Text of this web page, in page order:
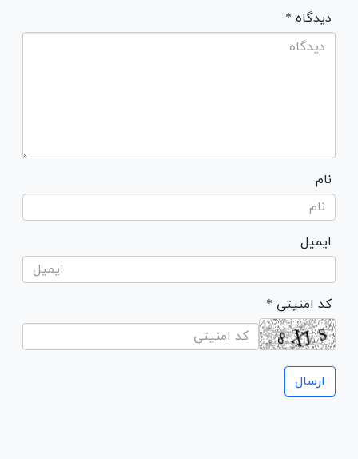
* دیدگاه
نام
ایمیل
* کد امنیتی